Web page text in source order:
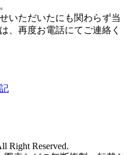
いただいたにも関わらず当
、再度お電話にてご連絡く
Right Reserved.